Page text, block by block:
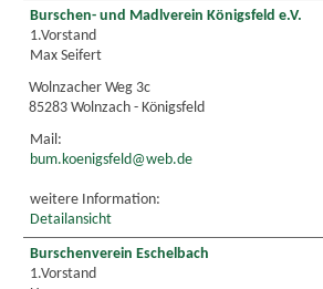
Burschen- und Madlverein Königsfeld e.V.
1.Vorstand
Max Seifert
Wolnzacher Weg 3c
85283 Wolnzach - Königsfeld
Mail:
bum.koenigsfeld@web.de
weitere Information:
Detailansicht
Burschenverein Eschelbach
1.Vorstand